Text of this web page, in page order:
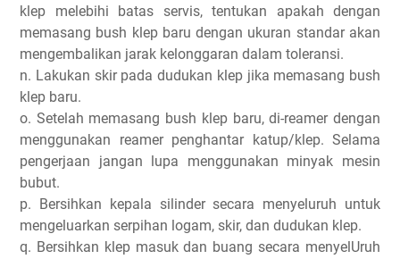
klep melebihi batas servis, tentukan apakah dengan
memasang bush klep baru dengan ukuran standar akan
mengembalikan jarak kelonggaran dalam toleransi.
n. Lakukan skir pada dudukan klep jika memasang bush
klep baru.
o. Setelah memasang bush klep baru, di-reamer dengan
menggunakan reamer penghantar katup/klep. Selama
pengerjaan jangan lupa menggunakan minyak mesin
bubut.
p. Bersihkan kepala silinder secara menyeluruh untuk
mengeluarkan serpihan logam, skir, dan dudukan klep.
q. Bersihkan klep masuk dan buang secara menyelUruh